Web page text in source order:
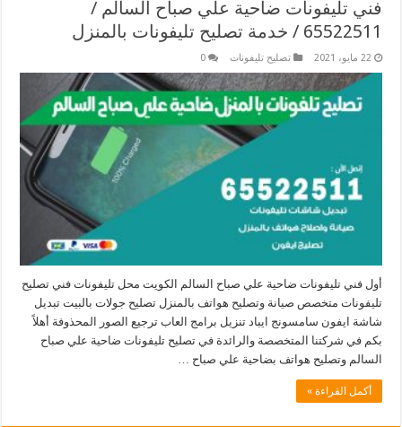
فني تليفونات ضاحية علي صباح السالم /
65522511 / خدمة تصليح تليفونات بالمنزل
22 مايو، 2021 تصليح تليفونات 0
أول فني تليفونات ضاحية علي صباح السالم الكويت محل تليفونات فني تصليح
تليفونات متخصص صيانة وتصليح هواتف بالمنزل تصليح جولات بالبيت تبديل
شاشة ايفون سامسونج ايباد تنزيل برامج العاب ترجيع الصور المحذوفة أهلاً
بكم في شركتنا المتخصصة والرائدة في تصليح تليفونات ضاحية علي صباح
السالم وتصليح هواتف بضاحية علي صباح …
أكمل القراءة »